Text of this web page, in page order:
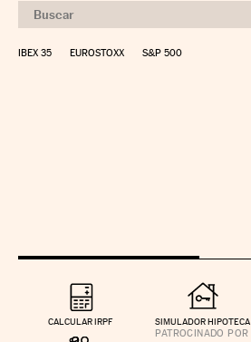
IBEX 35 EUROSTOXX S&P 500
CALCULAR IRPF SIMULADOR HIPOTECA